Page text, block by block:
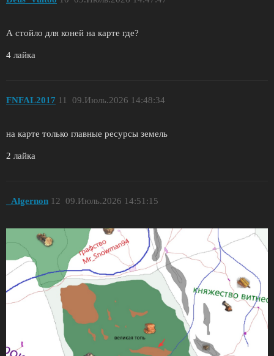
А стойло для коней на карте где?
4 лайка
FNFAL2017 09.Июль.2026 14:48:34
11
на карте только главные ресурсы земель
2 лайка
_Algernon 09.Июль.2026 14:51:15
12